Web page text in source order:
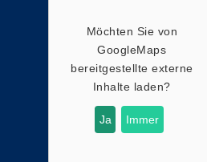
Möchten Sie von
GoogleMaps
bereitgestellte externe
Inhalte laden?
Ja Immer